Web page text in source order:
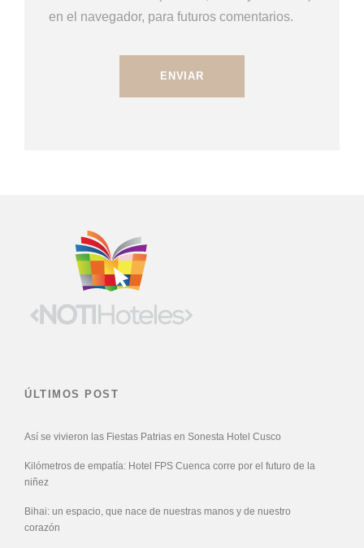
en el navegador, para futuros comentarios.
ÚLTIMOS POST
Así se vivieron las Fiestas Patrias en Sonesta Hotel Cusco
Kilómetros de empatía: Hotel FPS Cuenca corre por el futuro de la
niñez
Bihai: un espacio, que nace de nuestras manos y de nuestro
corazón